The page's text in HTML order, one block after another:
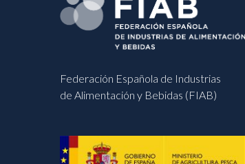
Federación Española de Industrias
de Alimentación y Bebidas (FIAB)